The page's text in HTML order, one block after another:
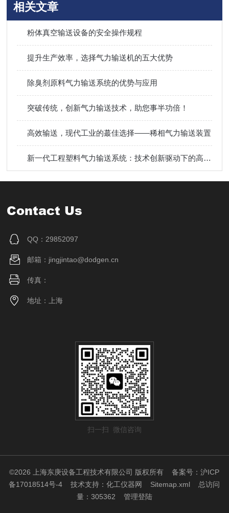
相关文章
粉体真空输送设备的安全操作规程
提升生产效率，选择气力输送机的五大优势
除臭剂原料气力输送系统的优势与应用
突破传统，创新气力输送技术，助您事半功倍！
高效输送，现代工业的蕞佳选择——稀相气力输送装置
新一代工程塑料气力输送系统：技术创新驱动下的高效物料运输方案
Contact Us
QQ：29852097
邮箱：jingjintao@dodgen.cn
传真：
地址：上海
扫一扫 微信咨询
©2026 上海东庚设备工程技术有限公司 版权所有备案号：沪ICP
备17018514号-4 技术支持：化工仪器网 Sitemap.xml 总访问
量：305362 管理登陆